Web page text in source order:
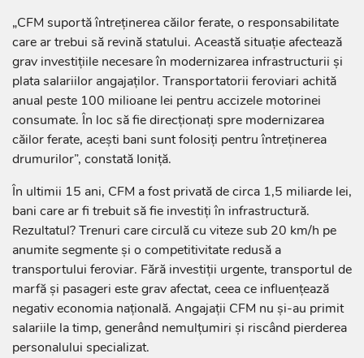
„CFM suportă întreținerea căilor ferate, o responsabilitate
care ar trebui să revină statului. Această situație afectează
grav investițiile necesare în modernizarea infrastructurii și
plata salariilor angajaților. Transportatorii feroviari achită
anual peste 100 milioane lei pentru accizele motorinei
consumate. În loc să fie direcționați spre modernizarea
căilor ferate, acești bani sunt folosiți pentru întreținerea
drumurilor”, constată Ioniță.
În ultimii 15 ani, CFM a fost privată de circa 1,5 miliarde lei,
bani care ar fi trebuit să fie investiți în infrastructură.
Rezultatul? Trenuri care circulă cu viteze sub 20 km/h pe
anumite segmente și o competitivitate redusă a
transportului feroviar. Fără investiții urgente, transportul de
marfă și pasageri este grav afectat, ceea ce influențează
negativ economia națională. Angajații CFM nu și-au primit
salariile la timp, generând nemulțumiri și riscând pierderea
personalului specializat.